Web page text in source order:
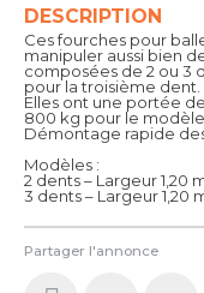
Partager l'annonce
DESCRIPTION
Ces fourches pour
manipuler aussi bien
composées de 2 ou 3
pour la troisième dent.
Elles ont une portée
800 kg pour le
Démontage rapide
Modèles :
2 dents – Largeur 1,20
3 dents – Largeur 1,20